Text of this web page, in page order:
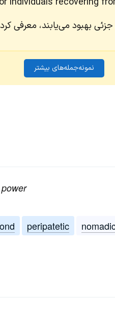
بهبود می‌یابند، معرفی
نمونه‌جمله‌های بیشتر
peripatetic